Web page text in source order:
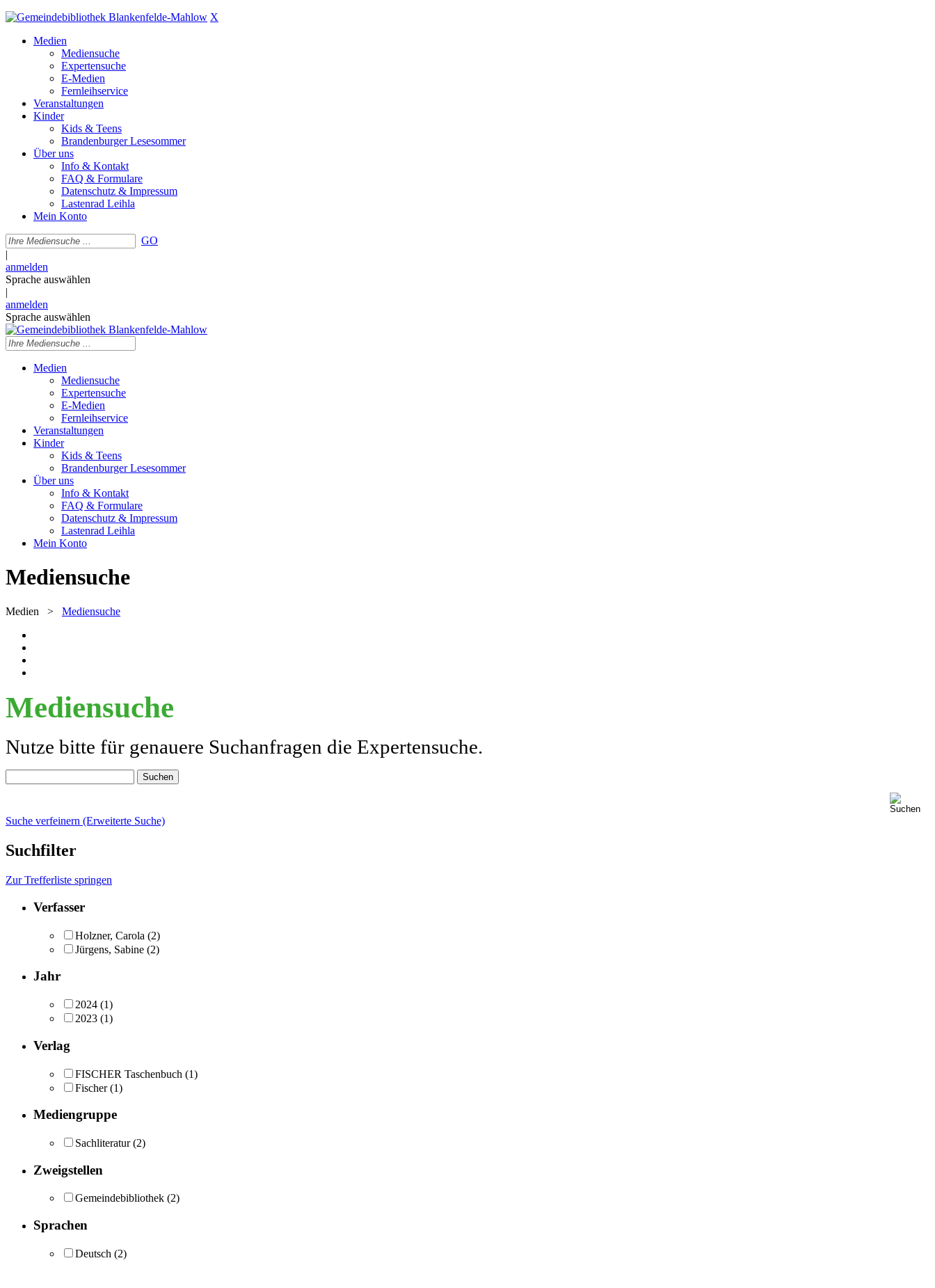
X
Medien
Mediensuche
Expertensuche
E-Medien
Fernleihservice
Veranstaltungen
Kinder
Kids & Teens
Brandenburger Lesesommer
Über uns
Info & Kontakt
FAQ & Formulare
Datenschutz & Impressum
Lastenrad Leihla
Mein Konto
GO
|
anmelden
Sprache auswählen
|
anmelden
Sprache auswählen
Medien
Mediensuche
Expertensuche
E-Medien
Fernleihservice
Veranstaltungen
Kinder
Kids & Teens
Brandenburger Lesesommer
Über uns
Info & Kontakt
FAQ & Formulare
Datenschutz & Impressum
Lastenrad Leihla
Mein Konto
Mediensuche
Medien > Mediensuche
Mediensuche
Nutze bitte für genauere Suchanfragen die Expertensuche.
Suche verfeinern (Erweiterte Suche)
Suchfilter
Zur Trefferliste springen
Verfasser
Holzner, Carola (2)
Jürgens, Sabine (2)
Jahr
2024 (1)
2023 (1)
Verlag
FISCHER Taschenbuch (1)
Fischer (1)
Mediengruppe
Sachliteratur (2)
Zweigstellen
Gemeindebibliothek (2)
Sprachen
Deutsch (2)